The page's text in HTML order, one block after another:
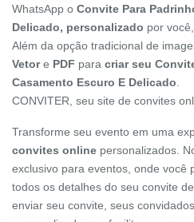
WhatsApp o Convite Para
Delicado, personalizado por
Além da opção tradicional de
Vetore PDF para criar seu
Casamento Escuro E Delicado
CONVITER, seu site de convites
Transforme seu evento em uma
convites online personalizados.
exclusivo para eventos, onde você
todos os detalhes do seu convite
enviar seu convite, seus